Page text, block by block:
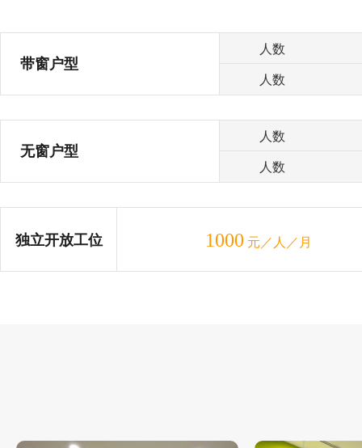
带窗户型
人数
人数
无窗户型
人数
人数
独立开放工位 1000 元／人／月